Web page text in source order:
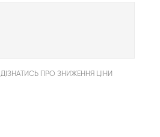
ДІЗНАТИСЬ ПРО ЗНИЖЕННЯ ЦІНИ